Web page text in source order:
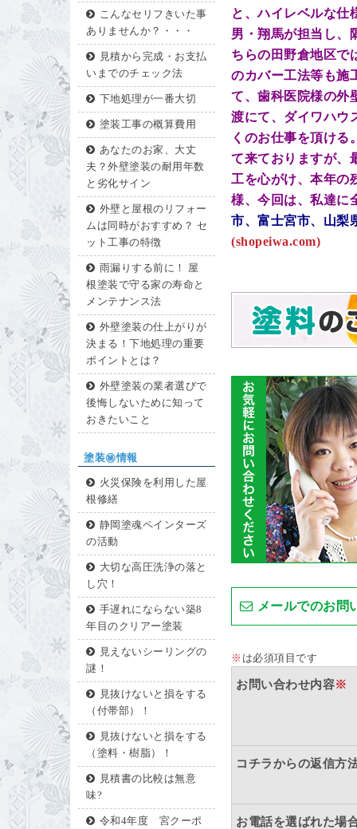
こんなセリフきいた事
ありませんか？・・・
見積から完成・お支払
いまでのチェック法
下地処理が一番大切
塗装工事の概算費用
あなたのお家、大丈
夫？外壁塗装の耐用年数
と劣化サイン
外壁と屋根のリフォー
ムは同時がおすすめ？ セ
ット工事の特徴
雨漏りする前に！ 屋
根塗装で守る家の寿命と
メンテナンス法
外壁塗装の仕上がりが
決まる！下地処理の重要
ポイントとは？
外壁塗装の業者選びで
後悔しないために知って
おきたいこと
塗装㊙情報
火災保険を利用した屋
根修繕
静岡塗魂ペインターズ
の活動
大切な高圧洗浄の落と
し穴！
手遅れにならない築8
年目のクリアー塗装
見えないシーリングの
謎！
見抜けないと損をする
（付帯部）！
見抜けないと損をする
（塗料・樹脂）！
見積書の比較は無意
味?
令和4年度 宮クーポ
と、ハイレベルな仕
男・翔馬が担当し、
ちらの田野倉地区で
のカバー工法等も施
て、歯科医院様の外
渡にて、ダイワハウ
くのお仕事を頂ける
て来ておりますが、
工を心がけ、本年の
様、今回は、私達に
市、富士宮市、山梨
(shopeiwa.com)
メールでのお問
※ は必須項目です
お問い合わせ内容※
コチラからの返信方
お電話を選ばれた場